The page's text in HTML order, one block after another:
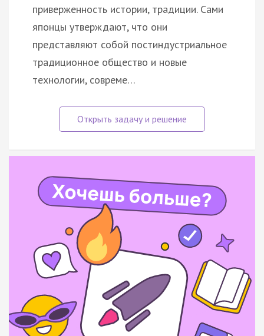
приверженность истории, традиции. Сами
японцы утверждают, что они
представляют собой постиндустриальное
традиционное общество и новые
технологии, совреме…